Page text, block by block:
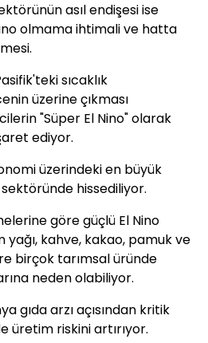
asıl endişesi ise
olmama ihtimali ve hatta
sıcaklık
üzerine çıkması
"Süper El Nino" olarak
ediyor.
üzerindeki en büyük
hissediliyor.
göre güçlü El Nino
kahve, kakao, pamuk ve
birçok tarımsal üründe
neden olabiliyor.
gıda arzı açısından kritik
üretim riskini artırıyor.